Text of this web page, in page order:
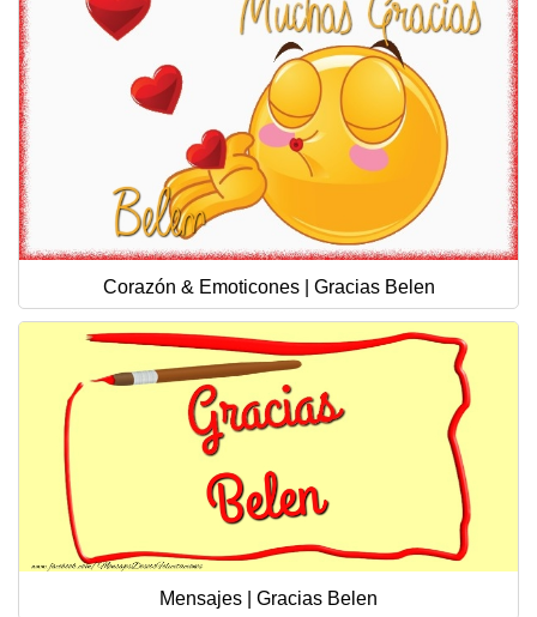
Corazón & Emoticones | Gracias Belen
Mensajes | Gracias Belen